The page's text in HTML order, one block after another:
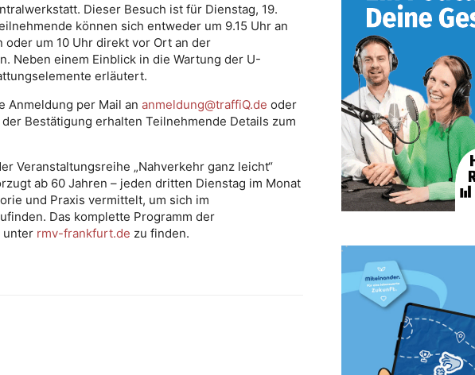
Dieser Besuch ist für Dienstag, 19.
können sich entweder um 9.15 Uhr an
um 10 Uhr direkt vor Ort an der
Neben einem Einblick in die Wartung der U-
erläutert.
Anmeldung per Mail an anmeldung@traffiQ.de oder
Bestätigung erhalten Teilnehmende Details zum
Veranstaltungsreihe „Nahverkehr ganz leicht“
ab 60 Jahren – jeden dritten Dienstag im Monat
und Praxis vermittelt, um sich im
Das komplette Programm der
unter rmv-frankfurt.de zu finden.